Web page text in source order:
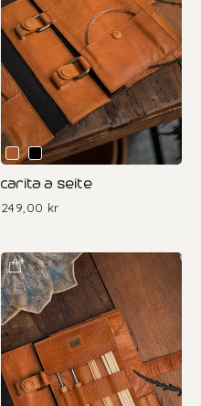
carita a seite
249,00 kr